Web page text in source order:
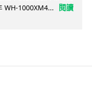
WH-1000XM4...
閱讀